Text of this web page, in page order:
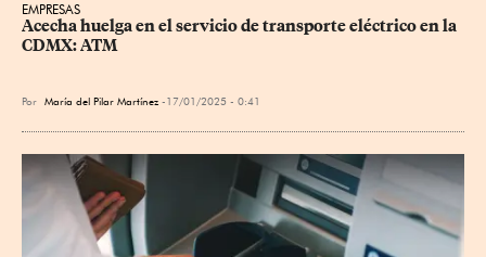
EMPRESAS
Acecha huelga en el servicio de transporte eléctrico en la
CDMX: ATM
Por María del Pilar Martínez 17/01/2025 - 0:41